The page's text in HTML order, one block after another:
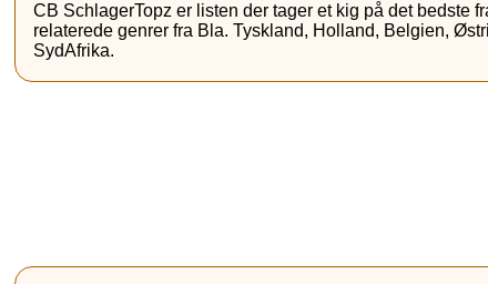
CB SchlagerTopz er listen der tager et kig på det bedste
relaterede genrer fra Bla. Tyskland, Holland, Belgien,
SydAfrika.